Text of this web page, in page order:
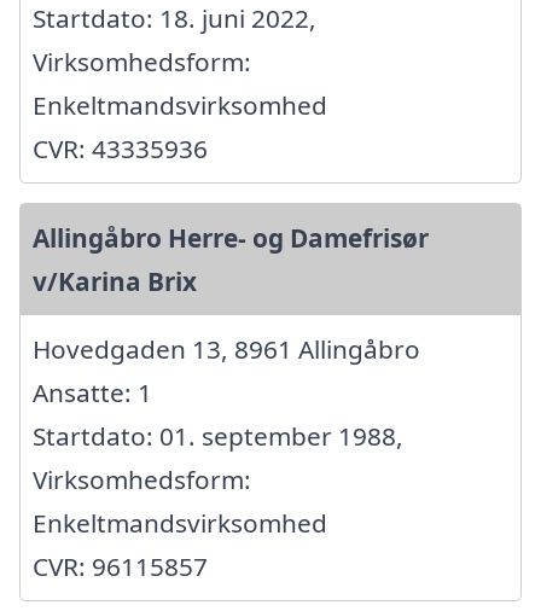
Startdato: 18. juni 2022,
Virksomhedsform:
Enkeltmandsvirksomhed
CVR: 43335936
Allingåbro Herre- og Damefrisør
v/Karina Brix
Hovedgaden 13, 8961 Allingåbro
Ansatte: 1
Startdato: 01. september 1988,
Virksomhedsform:
Enkeltmandsvirksomhed
CVR: 96115857